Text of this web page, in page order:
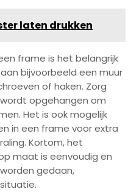
laten drukken
frame is het belangrijk
bijvoorbeeld een muur
of haken. Zorg
opgehangen om
Het is ook mogelijk
in een frame voor extra
Kortom, het
maat is eenvoudig en
gedaan,